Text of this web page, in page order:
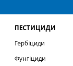
ПЕСТИЦИДИ
Гербіциди
Фунгіциди